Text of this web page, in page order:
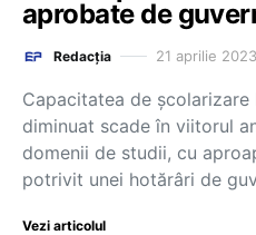
aprobate de
Redacția 21 aprilie 2023
Capacitatea de
diminuat scade în viitorul
domenii de studii, cu
potrivit unei hotărâri de
Vezi articolul